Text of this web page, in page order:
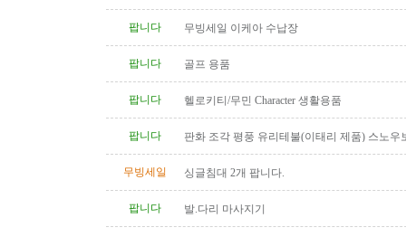
팝니다 무빙세일 이케아 수납장
팝니다 골프 용품
팝니다 헬로키티/무민 Character 생활용품
팝니다
판화 조각 평풍 유리테불(이태리 제품) 스노우
무빙세일
싱글침대 2개 팝니다.
팝니다 발.다리 마사지기